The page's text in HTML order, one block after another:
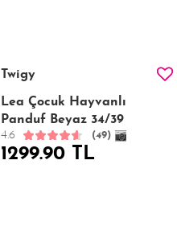
Twigy
Lea Çocuk Hayvanlı
Panduf Beyaz 34/39
4.6 (49)
1299.90 TL